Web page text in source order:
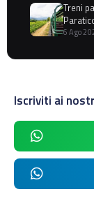
Treni
6 Ago
Iscriviti ai